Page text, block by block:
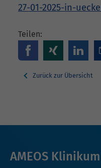
27-01-2025-in-
Teilen:
Zurück zur Übersicht
AMEOS